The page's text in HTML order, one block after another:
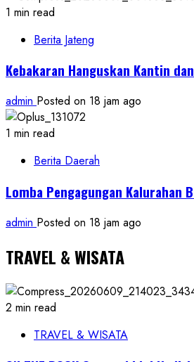
1 min read
Berita Jateng
Kebakaran Hanguskan Kantin
admin Posted on 18 jam ago
1 min read
Berita Daerah
Lomba Pengagungan Kalurahan
admin Posted on 18 jam ago
TRAVEL & WISATA
2 min read
TRAVEL & WISATA